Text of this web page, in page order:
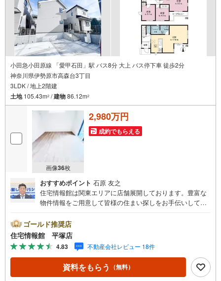
小田急小田原線 「愛甲石田」駅 バス8分 大上 バス停下車 徒歩2分
神奈川県伊勢原市高森台3丁目
3LDK / 地上2階建
土地105.43m2 /建物86.12m2
画像36枚
2,980万円
成約でもらえる
おすすめポイント 石原 友之
住宅情報館は関東エリアに店舗展開しております。豊富な
物件情報をご用意して皆様の住まい探しをお手伝いしてお
さい。住宅ローン相談会も同時開催中無理のない住宅ロー
ンの試算やご購入の際にかかる諸費用の概算も行っており
ます。しっかりとした資金計画のアドバイスをさせて頂き
ますので、お気軽にご相談ください。
ゴールド推奨店
住宅情報館 平塚店
4.83 不動産会社レビュー 18件
資料をもらう （無料）